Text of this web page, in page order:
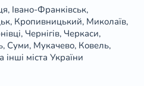
Івано-Франківськ,
Кропивницький, Миколаїв,
Чернігів, Черкаси,
Суми, Мукачево, Ковель,
міста України